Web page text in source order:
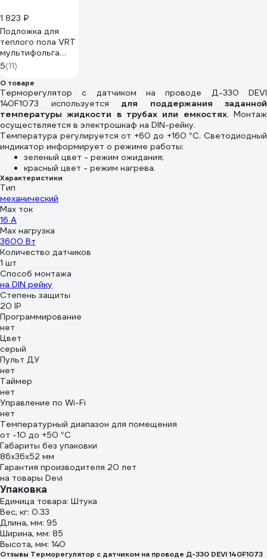
1 823 ₽
Подложка для
теплого пола VRT
мультифольга
толщина 3 мм, 30
кв/м 536199
5(11)
О товаре
Терморегулятор с датчиком на проводе Д-330 DEVI
140F1073 используется для поддержания заданной
температуры жидкости в трубах или емкостях. Монтаж
осуществляется в электрошкаф на DIN-рейку.
Температура регулируется от +60 до +160 °C. Светодиодный
индикатор информирует о режиме работы:
зеленый цвет - режим ожидания;
красный цвет - режим нагрева.
Характеристики
Тип
механический
Max ток
16 А
Max нагрузка
3600 Вт
Количество датчиков
1 шт
Способ монтажа
на DIN рейку
Степень защиты
20 IP
Программирование
нет
Цвет
серый
Пульт ДУ
нет
Таймер
нет
Управление по Wi-Fi
нет
Температурный диапазон для помещения
от -10 до +50 °С
Габариты без упаковки
86х36х52 мм
Гарантия производителя 20 лет
на товары Devi
Упаковка
Единица товара: Штука
Вес, кг: 0.33
Длина, мм: 95
Ширина, мм: 85
Высота, мм: 140
Отзывы Терморегулятор с датчиком на проводе Д-330 DEVI 140F1073